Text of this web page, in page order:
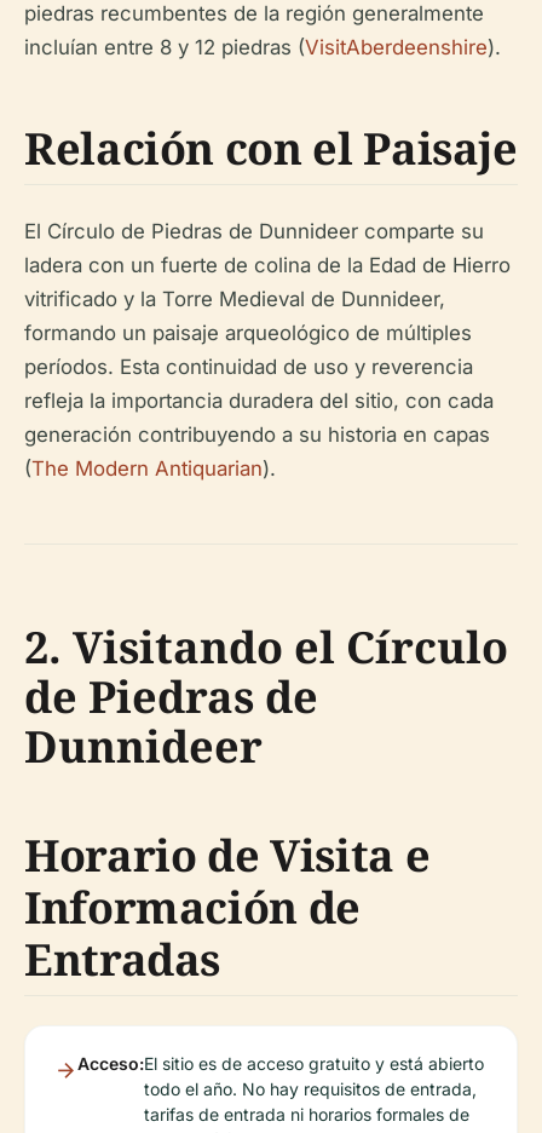
piedras recumbentes de la región generalmente
incluían entre 8 y 12 piedras (VisitAberdeenshire).
Relación con el Paisaje
El Círculo de Piedras de Dunnideer comparte su
ladera con un fuerte de colina de la Edad de Hierro
vitrificado y la Torre Medieval de Dunnideer,
formando un paisaje arqueológico de múltiples
períodos. Esta continuidad de uso y reverencia
refleja la importancia duradera del sitio, con cada
generación contribuyendo a su historia en capas
(The Modern Antiquarian).
2. Visitando el Círculo
de Piedras de
Dunnideer
Horario de Visita e
Información de
Entradas
Acceso:El sitio es de acceso gratuito y está abierto
todo el año. No hay requisitos de entrada,
tarifas de entrada ni horarios formales de